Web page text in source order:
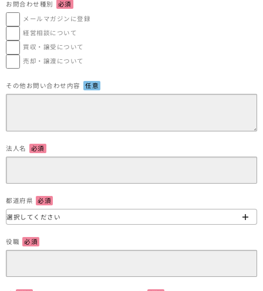
お問合わせ種別
必須
メールマガジンに登録
経営相談について
買収・譲受について
売却・譲渡について
その他お問い合わせ内容 任意
法人名 必須
都道府県 必須
役職 必須